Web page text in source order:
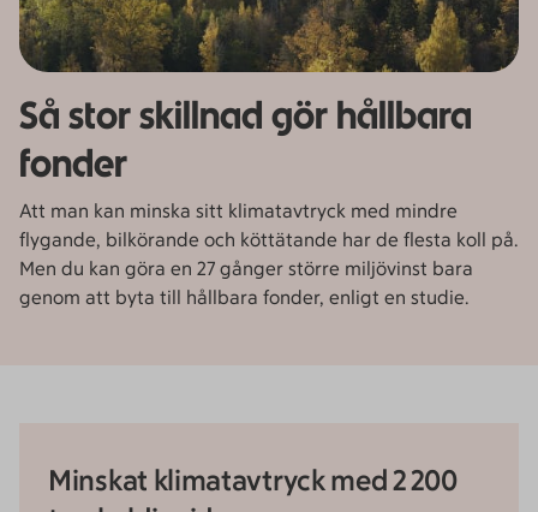
Så stor skillnad gör hållbara
fonder
Att man kan minska sitt klimatavtryck med mindre
flygande, bilkörande och köttätande har de flesta koll på.
Men du kan göra en 27 gånger större miljövinst bara
genom att byta till hållbara fonder, enligt en studie.
Minskat klimatavtryck med 2 200